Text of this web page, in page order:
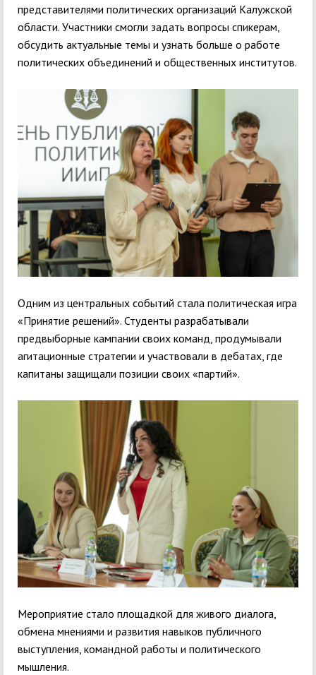
представителями политических организаций Калужской
области. Участники смогли задать вопросы спикерам,
обсудить актуальные темы и узнать больше о работе
политических объединений и общественных институтов.
Одним из центральных событий стала политическая игра
«Принятие решений». Студенты разрабатывали
предвыборные кампании своих команд, продумывали
агитационные стратегии и участвовали в дебатах, где
капитаны защищали позиции своих «партий».
Мероприятие стало площадкой для живого диалога,
обмена мнениями и развития навыков публичного
выступления, командной работы и политического
мышления.